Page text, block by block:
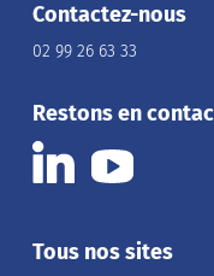
Contactez-nous
02 99 26 63 33
Restons en
Tous nos sites